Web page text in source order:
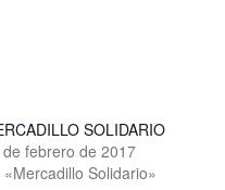
SOLIDARIO
de febrero de 2017
«Mercadillo Solidario»